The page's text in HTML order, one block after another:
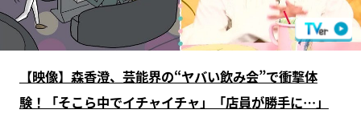
【映像】森香澄、芸能界の“ヤバい飲み会”で衝撃体
験！「そこら中でイチャイチャ」「店員が勝手に…」